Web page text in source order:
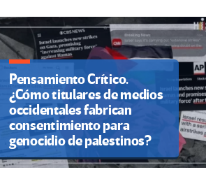
Pensamiento Crítico.
¿Cómo titulares de medios
occidentales fabrican
consentimiento para
genocidio de palestinos?